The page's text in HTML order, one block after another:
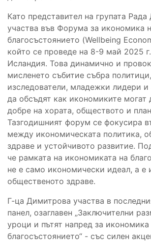
Като представител на групата
участва във Форума за икономика
благосъстоянието (Wellbeing
който се проведе на 8-9 май 2025
Исландия. Това динамично и
мисленето събитие събра политици,
изследователи, младежки лидери и
да обсъдят как икономиките могат
добре на хората, обществото и
Тазгодишният форум се фокусира
между икономическата политика,
здраве и устойчивото развитие.
че рамката на икономиката на
не е само икономически идеал, а е
общественото здраве.
Г-ца Димитрова участва в
панел, озаглавен „Заключителни
уроци и пътят напред за икономика
благосъстоянието“ - със силен